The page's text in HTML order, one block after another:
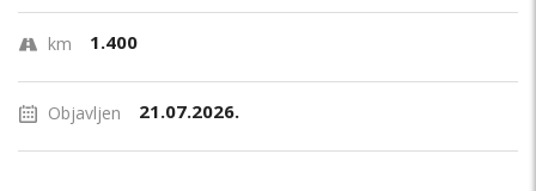
km 1.400
Objavljen 21.07.2026.